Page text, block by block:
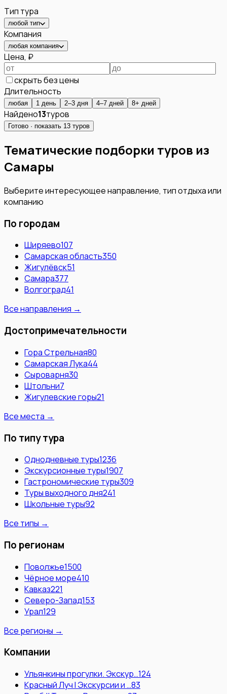
Тип тура
любой тип
Компания
любая компания
Цена, ₽
скрыть без цены
Длительность
любая 1 день 2–3 дня 4–7 дней 8+ дней
Найдено13туров
Готово · показать 13 туров
Тематические подборки туров из
Самары
Выберите интересующее направление, тип отдыха или
компанию
По городам
Ширяево107
Самарская область350
Жигулёвск51
Самара377
Волгоград41
Все направления →
Достопримечательности
Гора Стрельная80
Самарская Лука44
Сыроварня30
Штольни7
Жигулевские горы21
Все места →
По типу тура
Однодневные туры1236
Экскурсионные туры1907
Гастрономические туры309
Туры выходного дня241
Школьные туры92
Все типы →
По регионам
Поволжье1500
Чёрное море410
Кавказ221
Северо-Запад153
Урал129
Все регионы →
Компании
Ульянкины прогулки. Экскур…124
Красный Луч l Экскурсии и …83